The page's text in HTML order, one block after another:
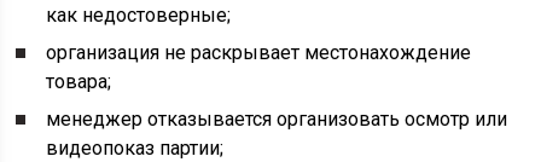
как недостоверные;
организация не раскрывает местонахождение
товара;
менеджер отказывается организовать осмотр или
видеопоказ партии;